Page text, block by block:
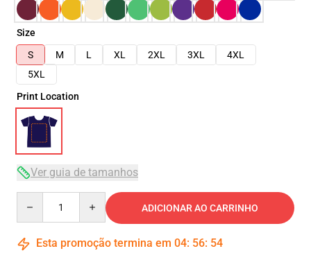
Size
S
M L XL 2XL 3XL
4XL
5XL
Print Location
Ver guia de tamanhos
ADICIONAR AO CARRINHO
Esta promoção termina em 04: 56: 53